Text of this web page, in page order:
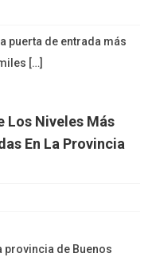
puerta de entrada más
[…]
Los Niveles Más
En La Provincia
provincia de Buenos